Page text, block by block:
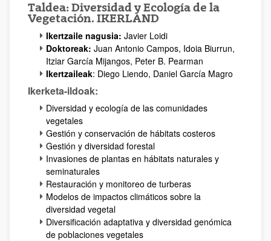
Taldea: Diversidad y Ecología de la
Vegetación. IKERLAND
Ikertzaile nagusia: Javier Loidi
Doktoreak: Juan Antonio Campos, Idoia Biurrun,
Itziar García Mijangos, Peter B. Pearman
Ikertzaileak: Diego Liendo, Daniel García Magro
Ikerketa-ildoak:
Diversidad y ecología de las comunidades
vegetales
Gestión y conservación de hábitats costeros
Gestión y diversidad forestal
Invasiones de plantas en hábitats naturales y
seminaturales
Restauración y monitoreo de turberas
Modelos de impactos climáticos sobre la
diversidad vegetal
Diversificación adaptativa y diversidad genómica
de poblaciones vegetales